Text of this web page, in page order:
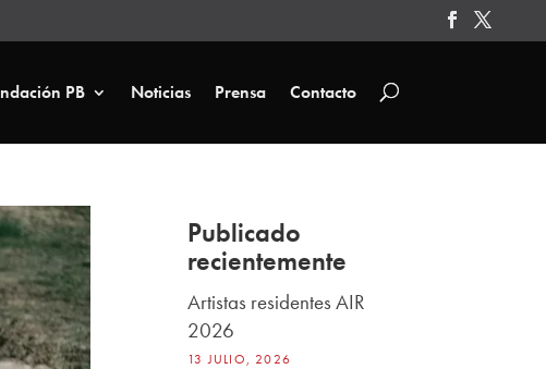
PB Noticias Prensa Contacto
Publicado
recientemente
Artistas residentes AIR
2026
13 JULIO, 2026